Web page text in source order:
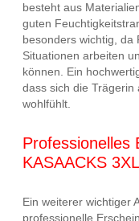
besteht aus
guten
besonders wichtig, da
Situationen arbeiten
können. Ein
dass sich die Trägerin
wohlfühlt.
Professionelles
KASAACKS 3XL
Ein weiterer wichtiger
professionelle